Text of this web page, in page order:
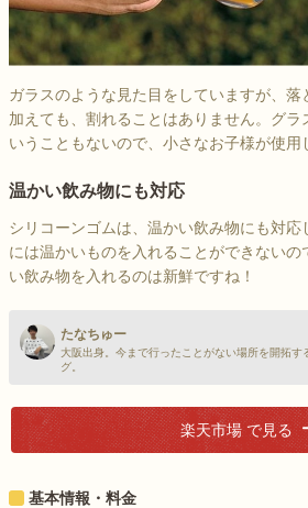
ガラスのような見た目をしていますが、落
加えても、割れることはありません。グラ
いうこともないので、小さなお子様が使用
温かい飲み物にも対応
シリコーンゴムは、温かい飲み物にも対応
には温かいものを入れることができない
い飲み物を入れるのは新鮮ですね！
たなちゅー
大阪出身。今まで行ったことがない場所を開拓す
グ。
楽天市場 で見る
基本情報・料金